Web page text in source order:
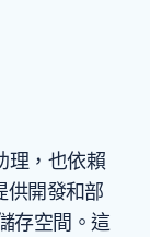
理，也依賴
供開發和部
存空間。這